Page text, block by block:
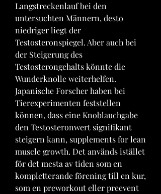
Langstreckenlauf bei den
untersuchten Männern, desto
niedriger liegt der
Testosteronspiegel. Aber auch bei
der Steigerung des
Testosterongehalts könnte die
Wunderknolle weiterhelfen.
Japanische Forscher haben bei
Tierexperimenten feststellen
können, dass eine Knoblauchgabe
den Testosteronwert signifikant
steigern kann, supplements for lean
muscle growth. Det används istället
för det mesta av tiden som en
kompletterande förening till en kur,
som en preworkout eller preevent